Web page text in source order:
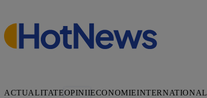
ACTUALITATEOPINIIECONOMIEINTERNATIONAL